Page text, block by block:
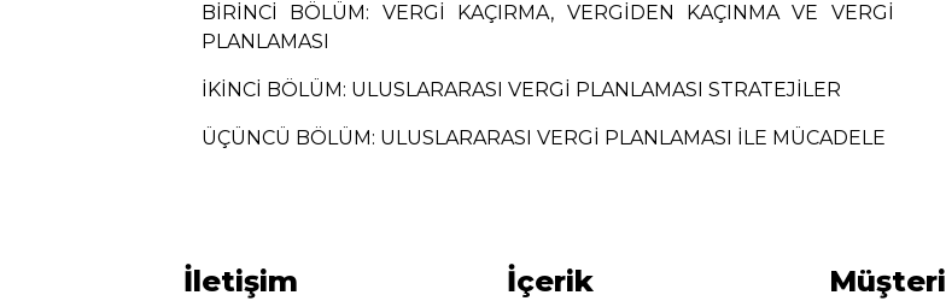
BİRİNCİ BÖLÜM: VERGİ KAÇIRMA, VERGİDEN KAÇINMA VE VERGİ
PLANLAMASI
İKİNCİ BÖLÜM: ULUSLARARASI VERGİ PLANLAMASI STRATEJİLER
ÜÇÜNCÜ BÖLÜM: ULUSLARARASI VERGİ PLANLAMASI İLE MÜCADELE
İletişim İçerik
Müşteri